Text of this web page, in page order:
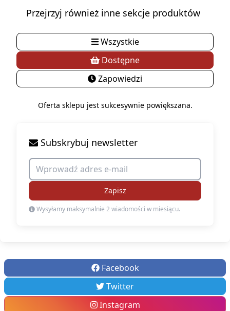
Przejrzyj również inne sekcje produktów
Wszystkie
Dostępne
Zapowiedzi
Oferta sklepu jest sukcesywnie powiększana.
Subskrybuj newsletter
Zapisz
Wysyłamy maksymalnie 2 wiadomości w miesiącu.
Facebook
Twitter
Instagram